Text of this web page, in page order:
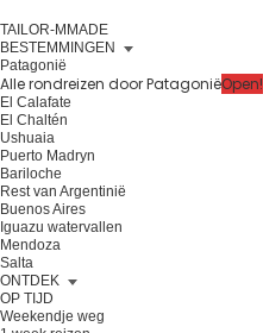
TAILOR-MMADE
BESTEMMINGEN
Patagonië
Alle rondreizen door PatagoniëOpen!
El Calafate
El Chaltén
Ushuaia
Puerto Madryn
Bariloche
Rest van Argentinië
Buenos Aires
Iguazu watervallen
Mendoza
Salta
ONTDEK
OP TIJD
Weekendje weg